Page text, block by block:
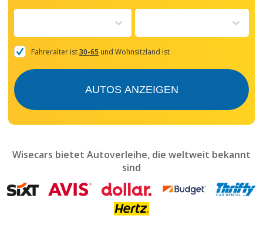
forward
with
the
and
mark
get
the
Fahreralter ist30-65 und Wohnsitzland ist
AUTOS ANZEIGEN
Wisecars bietet Autoverleihe, die weltweit bekannt
sind